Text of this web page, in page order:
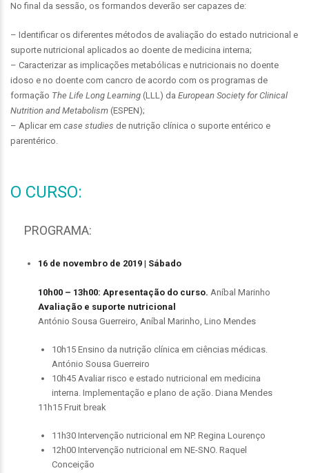
No final da sessão, os formandos deverão ser capazes de:
– Identificar os diferentes métodos de avaliação do estado nutricional e
suporte nutricional aplicados ao doente de medicina interna;
– Caracterizar as implicações metabólicas e nutricionais no doente
idoso e no doente com cancro de acordo com os programas de
formação The Life Long Learning (LLL) da European Society for Clinical
Nutrition and Metabolism (ESPEN);
– Aplicar em case studies de nutrição clínica o suporte entérico e
parentérico.
O CURSO:
PROGRAMA:
16 de novembro de 2019 | Sábado
10h00 – 13h00: Apresentação do curso. Aníbal Marinho
Avaliação e suporte nutricional
António Sousa Guerreiro, Aníbal Marinho, Lino Mendes
10h15 Ensino da nutrição clínica em ciências médicas.
António Sousa Guerreiro
10h45 Avaliar risco e estado nutricional em medicina
interna. Implementação e plano de ação. Diana Mendes
11h15 Fruit break
11h30 Intervenção nutricional em NP. Regina Lourenço
12h00 Intervenção nutricional em NE-SNO. Raquel
Conceição